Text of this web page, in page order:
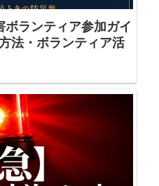
ボランティア参加ガイ
法・ボランティア活